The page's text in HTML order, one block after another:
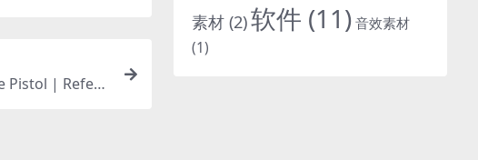
Pistol | Refere
素材 (2)软件 (11)音效素材
(1)